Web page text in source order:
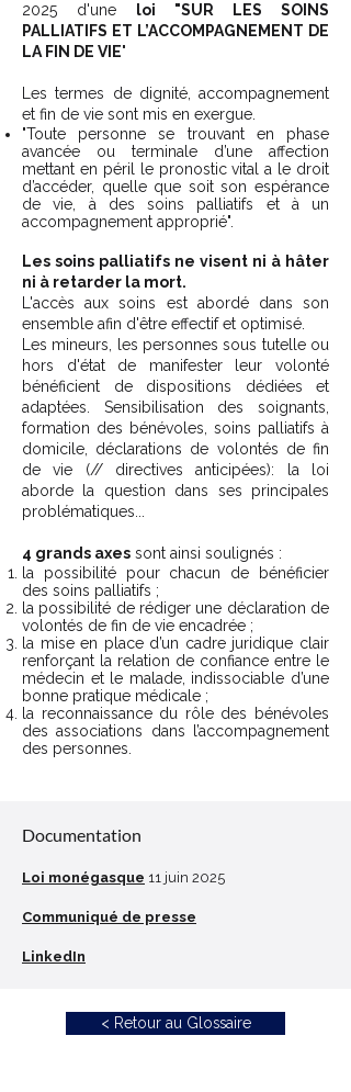
2025 d'une
loi "SUR LES SOINS
PALLIATIFS ET L’ACCOMPAGNEMENT DE
LA FIN DE VIE"
Les termes de dignité, accompagnement
et fin de vie sont mis en exergue.
"Toute personne se trouvant en phase
avancée ou terminale d’une affection
mettant en péril le pronostic vital a le droit
d’accéder, quelle que soit son espérance
de vie, à des soins palliatifs et à un
accompagnement approprié".
Les soins palliatifs ne visent ni à hâter
ni à retarder la mort.
L'accès aux soins est abordé dans son
ensemble afin d'être effectif et optimisé.
Les mineurs, les personnes sous tutelle ou
hors d'état de manifester leur volonté
bénéficient de dispositions dédiées et
adaptées. Sensibilisation des soignants,
formation des bénévoles, soins palliatifs à
domicile, déclarations de volontés de fin
de vie (// directives anticipées): la loi
aborde la question dans ses principales
problématiques...
4 grands axes sont ainsi soulignés :
la possibilité pour chacun de bénéficier
des soins palliatifs ;
la possibilité de rédiger une déclaration de
volontés de fin de vie encadrée ;
la mise en place d’un cadre juridique clair
renforçant la relation de confiance entre le
médecin et le malade, indissociable d’une
bonne pratique médicale ;
la reconnaissance du rôle des bénévoles
des associations dans l’accompagnement
des personnes.
Documentation
Loi monégasque 11 juin 2025
Communiqué de presse
LinkedIn
< Retour au Glossaire